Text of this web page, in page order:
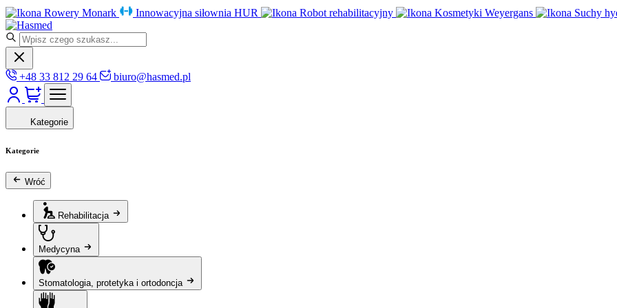
Rowery Monark Innowacyjna siłownia HUR Robot rehabilitacyjny Kosmetyki Weyergans Suchy
+48 33 812 29 64 biuro@hasmed.pl
Kategorie
Kategorie
Wróć
Rehabilitacja
Medycyna
Stomatologia, protetyka i ortodoncja